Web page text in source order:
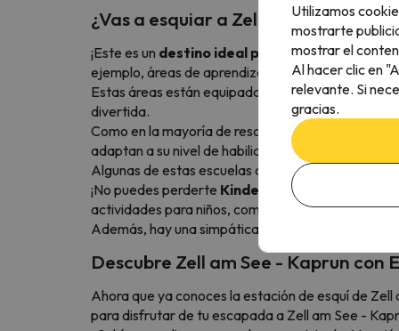
¿Vas a esquiar a Zell am See -
¡Este es un destino ideal para ir con niños! Zell
ejemplo, áreas de aprendizaje y parques infantiles.
Estas áreas están equipadas con cintas
divertida.
Como en la mayoría de resorts invernales,
adaptan a su nivel de habilidad y edad.
Algunas de estas escuelas ofrecen guarderías de
¡No puedes perderte Kinderland Schmidolin
actividades para niños, como pistas de trineo,
Además, hay una simpática mascota llamada
Descubre Zell am See - Kaprun con
Ahora que ya conoces la estación de esquí de
para disfrutar de tu escapada a Zell am See -
Utilizamos
mostrarte
mostrar el
Al hacer clic en
relevante. Si
gracias.